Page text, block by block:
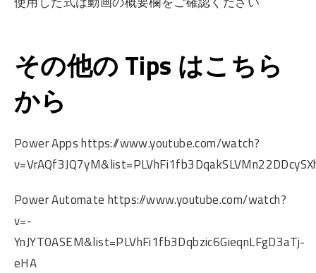
その他の Tips はこちら
から
Power Apps https://www.youtube.com/watch?
Power Automate https://www.youtube.com/watch?
v=-
YnJYT0ASEM&list=PLVhFi1fb3Dqbzic6GieqnLFgD3aTj-
eHA